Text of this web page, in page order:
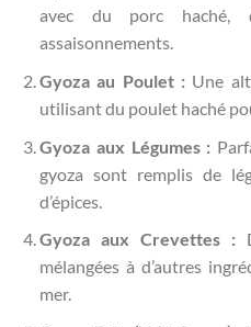
avec du porc
assaisonnements.
Gyoza au Poulet :Une
utilisant du poulet haché
Gyoza aux Légumes :
gyoza sont remplis de
d’épices.
Gyoza aux Crevettes :
mélangées à d’autres
mer.